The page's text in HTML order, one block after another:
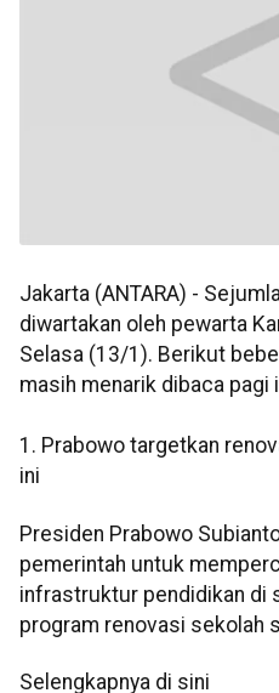
Jakarta (ANTARA) -
diwartakan oleh pewarta
Selasa (13/1). Berikut
masih menarik dibaca pagi
1. Prabowo targetkan
ini
Presiden Prabowo
pemerintah untuk
infrastruktur pendidikan di
program renovasi sekolah
Selengkapnya di sini